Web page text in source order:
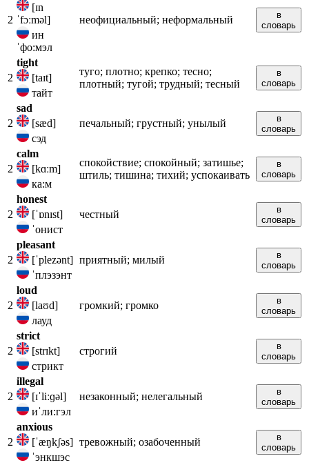
2
[ɪn
ˈfɔːməl]
ин
ˈфо:мэл
неофициальный; неформальный
в
словарь
2
tight
[taɪt]
тайт
туго; плотно; крепко; тесно;
плотный; тугой; трудный; тесный
в
словарь
2
sad
[sæd]
сэд
печальный; грустный; унылый
в
словарь
2
calm
[kɑːm]
ка:м
спокойствие; спокойный; затишье;
штиль; тишина; тихий; успокаивать
в
словарь
2
honest
[ˈɒnɪst]
ˈонист
честный
в
словарь
2
pleasant
[ˈplezənt]
ˈплэзэнт
приятный; милый
в
словарь
2
loud
[laʊd]
лауд
громкий; громко
в
словарь
2
strict
[strɪkt]
стрикт
строгий
в
словарь
2
illegal
[ɪˈliːɡəl]
иˈли:гэл
незаконный; нелегальный
в
словарь
2
anxious
[ˈæŋkʃəs]
ˈэнкшэс
тревожный; озабоченный
в
словарь